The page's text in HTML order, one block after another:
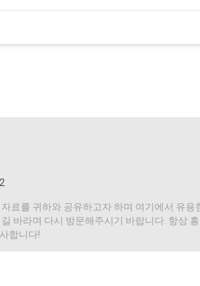
료를 귀하와 공유하고자 하며 여기에서 유용
바라며 다시 방문해주시기 바랍니다. 항상
합니다!